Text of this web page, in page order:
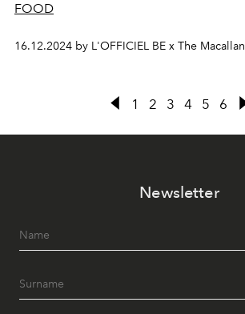
FOOD
16.12.2024 by L'OFFICIEL BE x The Macallan
1 2 3 4 5 6
Newsletter